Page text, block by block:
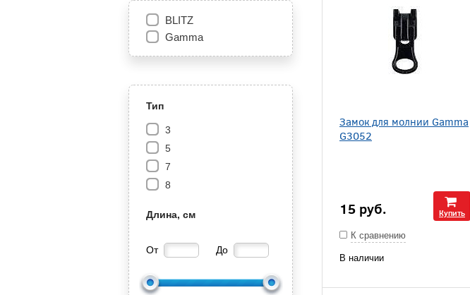
BLITZ
Gamma
Тип
3
5
7
8
Длина, см
От До
Замок для молнии Gamma
G3052
15 руб. Купить
К сравнению
В наличии